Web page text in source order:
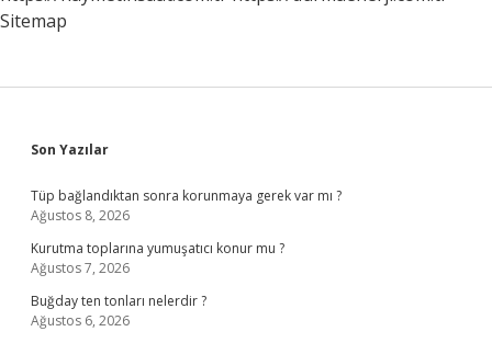
Sitemap
Sidebar
Son Yazılar
Tüp bağlandıktan sonra korunmaya gerek var mı ?
Ağustos 8, 2026
Kurutma toplarına yumuşatıcı konur mu ?
Ağustos 7, 2026
Buğday ten tonları nelerdir ?
Ağustos 6, 2026